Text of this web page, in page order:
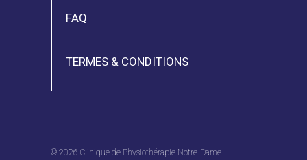
FAQ
TERMES & CONDITIONS
© 2026 Clinique de Physiothérapie Notre-Dame.